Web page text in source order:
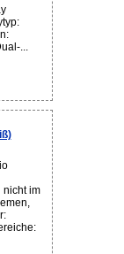
...
nicht im